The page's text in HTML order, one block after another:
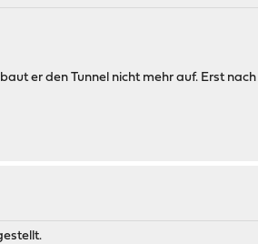
er den Tunnel nicht mehr auf. Erst